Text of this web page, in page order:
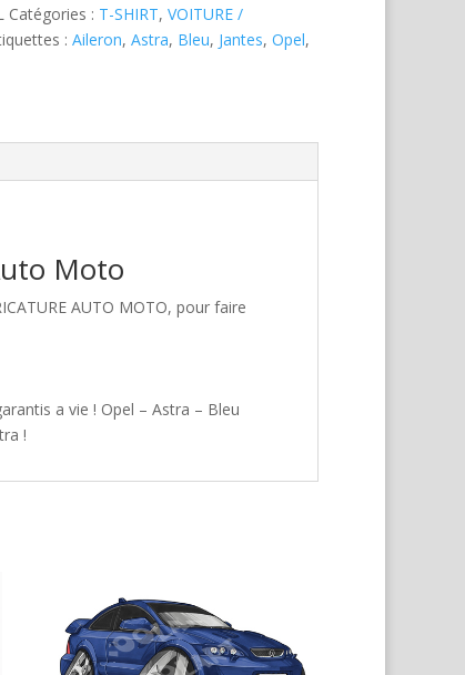
Catégories : T-SHIRT,VOITURE /
:Aileron,Astra, Bleu, Jantes,Opel,
Moto
AUTO MOTO, pour faire
a vie ! Opel – Astra – Bleu
!